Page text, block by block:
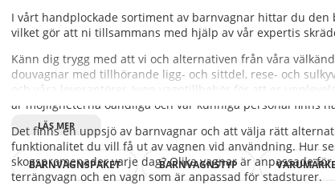
I vårt handplockade sortiment av barnvagnar hittar du
vilket gör att ni tillsammans med hjälp av vår expertis
Känn dig trygg med att vi och alternativen från våra
douvagnar med tillhörande ligg- och sittdel, rese- och
och våra leverantörer även vagntillbehör för att er
är möjligheterna oändliga och vår kunniga personal finns
Det finns en uppsjö av barnvagnar och att välja rätt
funktionalitet du vill få ut av vagnen vid användning. Hur
skogspromenader varje dag? Olika vagnar är anpassade
terrängvagn och en vagn som är anpassad för stadsturer.
BARNVAGNSPAKET BARNVAGNSTYP